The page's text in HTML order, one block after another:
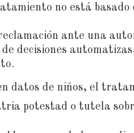
no está basado
ante una
decisiones
datos de niños, el
potestad o tutela